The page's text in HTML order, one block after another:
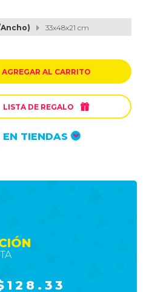
33x48x21 cm
AGREGAR AL CARRITO
LISTA DE REGALO 
TIENDAS